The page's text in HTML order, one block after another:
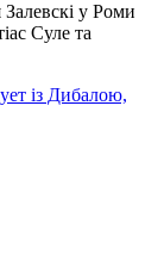
у Роми
Суле та
із Дибалою,